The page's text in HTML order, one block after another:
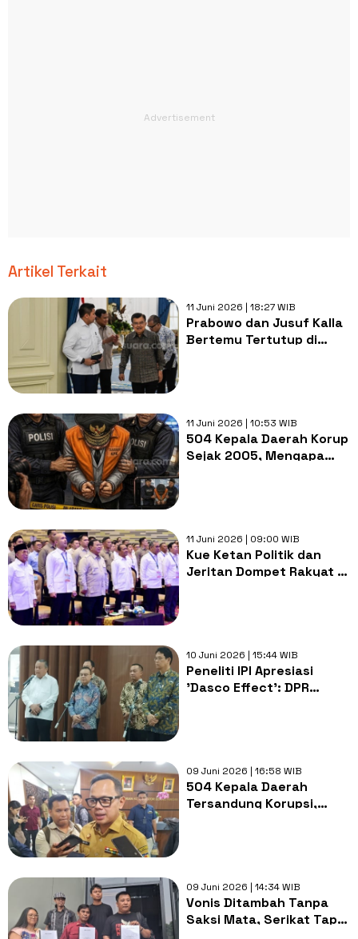
Artikel Terkait
11 Juni 2026 | 18:27 WIB
Prabowo dan Jusuf Kalla
Bertemu Tertutup di
11 Juni 2026 | 10:53 WIB
504 Kepala Daerah Korup
Sejak 2005, Mengapa
11 Juni 2026 | 09:00 WIB
Kue Ketan Politik dan
Jeritan Dompet Rakyat di
10 Juni 2026 | 15:44 WIB
Peneliti IPI Apresiasi
'Dasco Effect': DPR
09 Juni 2026 | 16:58 WIB
504 Kepala Daerah
Tersandung Korupsi,
09 Juni 2026 | 14:34 WIB
Vonis Ditambah Tanpa
Saksi Mata, Serikat Tapol